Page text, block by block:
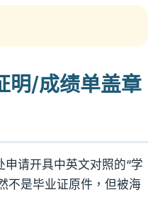
明/成绩单盖章
请开具中英文对照的“学
不是毕业证原件，但被海